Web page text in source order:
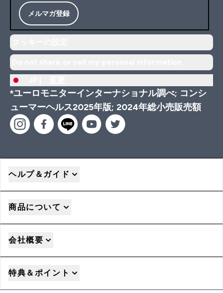
メルマガ登録
*ユーロモニターインターナショナル調べ; コンシ
ューマーヘルス2025年版; 2024年総小売販売額
ヘルプ＆ガイド
商品について
会社概要
特典＆ポイント